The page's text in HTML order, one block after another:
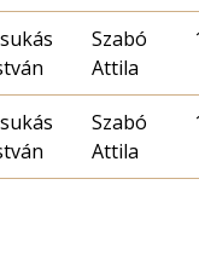
Szabó
Attila
Szabó
Attila